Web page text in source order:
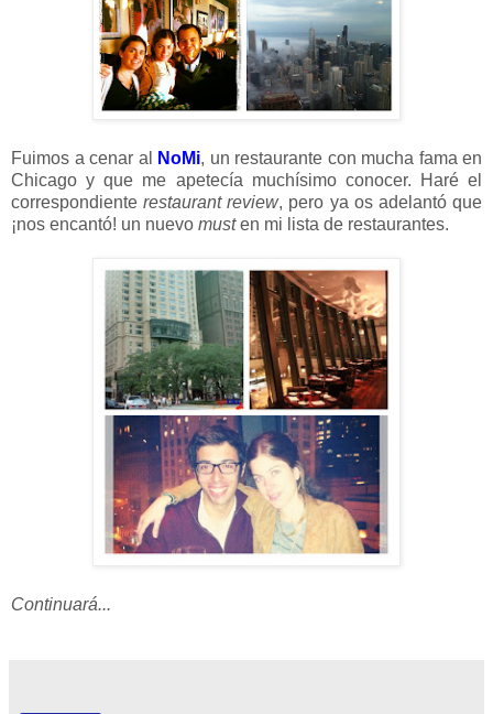
Fuimos a cenar al NoMi, un restaurante con mucha fama en
Chicago y que me apetecía muchísimo conocer. Haré el
correspondienterestaurant review, pero ya os adelantó que
¡nos encantó! un nuevo musten mi lista de restaurantes.
Continuará...